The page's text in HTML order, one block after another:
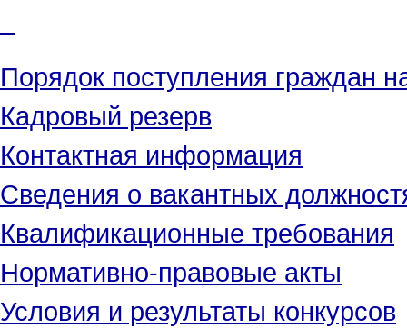
Порядок поступления граждан
Кадровый резерв
Контактная информация
Сведения о вакантных
Квалификационные требования
Нормативно-правовые акты
Условия и результаты конкурсов